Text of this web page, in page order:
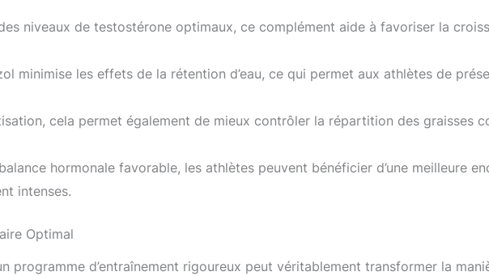
niveaux de testostérone optimaux, ce complément aide à favoriser la
minimise les effets de la rétention d’eau, ce qui permet aux athlètes de
cela permet également de mieux contrôler la répartition des graisses
hormonale favorable, les athlètes peuvent bénéficier d’une meilleure
intenses.
Optimal
programme d’entraînement rigoureux peut véritablement transformer la